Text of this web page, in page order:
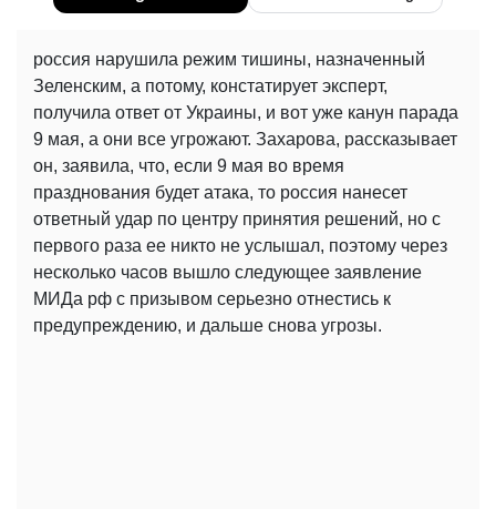
россия нарушила режим тишины, назначенный
Зеленским, а потому, констатирует эксперт,
получила ответ от Украины, и вот уже канун парада
9 мая, а они все угрожают. Захарова, рассказывает
он, заявила, что, если 9 мая во время
празднования будет атака, то россия нанесет
ответный удар по центру принятия решений, но с
первого раза ее никто не услышал, поэтому через
несколько часов вышло следующее заявление
МИДа рф с призывом серьезно отнестись к
предупреждению, и дальше снова угрозы.